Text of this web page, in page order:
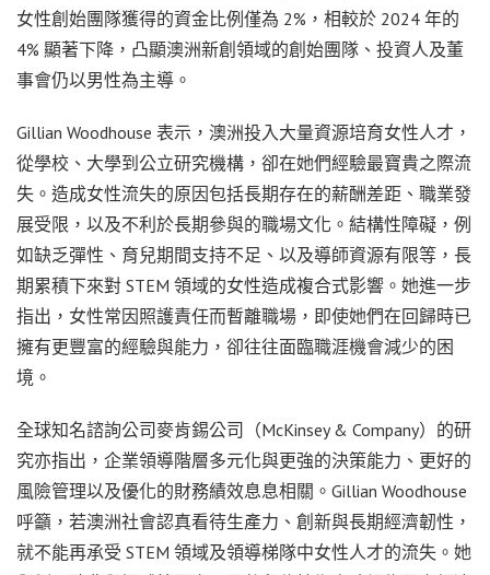
女性創始團隊獲得的資金比例僅為 2%，相較於 2024 年的
4% 顯著下降，凸顯澳洲新創領域的創始團隊、投資人及董
事會仍以男性為主導。
Gillian Woodhouse 表示，澳洲投入大量資源培育女性人才，
從學校、大學到公立研究機構，卻在她們經驗最寶貴之際流
失。造成女性流失的原因包括長期存在的薪酬差距、職業發
展受限，以及不利於長期參與的職場文化。結構性障礙，例
如缺乏彈性、育兒期間支持不足、以及導師資源有限等，長
期累積下來對 STEM 領域的女性造成複合式影響。她進一步
指出，女性常因照護責任而暫離職場，即使她們在回歸時已
擁有更豐富的經驗與能力，卻往往面臨職涯機會減少的困
境。
全球知名諮詢公司麥肯錫公司（McKinsey & Company）的研
究亦指出，企業領導階層多元化與更強的決策能力、更好的
風險管理以及優化的財務績效息息相關。Gillian Woodhouse
呼籲，若澳洲社會認真看待生產力、創新與長期經濟韌性，
就不能再承受 STEM 領域及領導梯隊中女性人才的流失。她